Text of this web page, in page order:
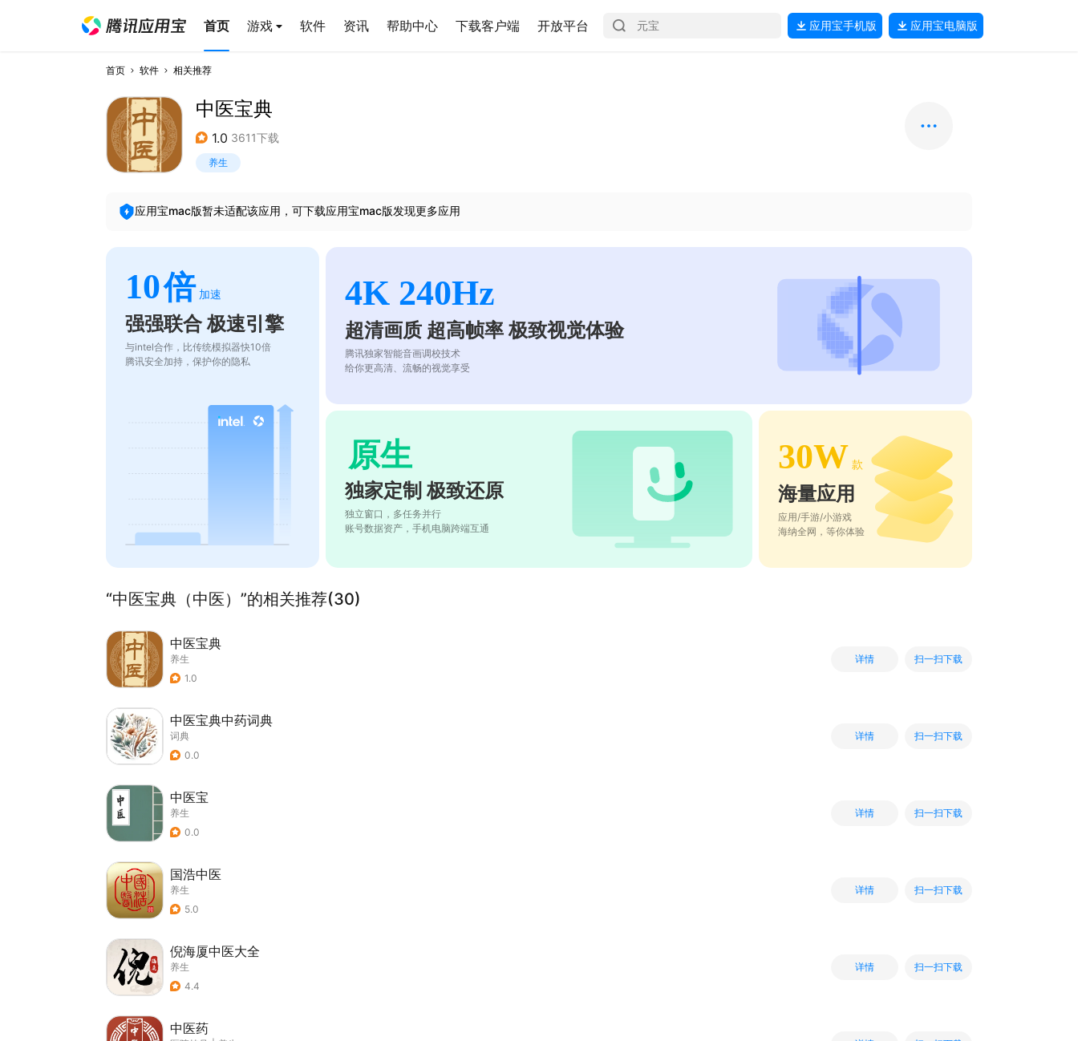
首页 游戏 软件 资讯 帮助中心 下载客户端 开放平台 应用宝手机版 应用宝电脑版
首页 软件 相关推荐
中医宝典
1.0 3611下载
养生
应用宝mac版暂未适配该应用，可下载应用宝mac版发现更多应用
10倍 加速
强强联合 极速引擎
与intel合作，比传统模拟器快10倍
腾讯安全加持，保护你的隐私
4K 240Hz
超清画质 超高帧率 极致视觉体验
腾讯独家智能音画调校技术
给你更高清、流畅的视觉享受
原生
独家定制 极致还原
独立窗口，多任务并行
账号数据资产，手机电脑跨端互通
30W 款
海量应用
应用/手游/小游戏
海纳全网，等你体验
“中医宝典（中医）”的相关推荐(30)
中医宝典
养生
1.0
详情 扫一扫下载
中医宝典中药词典
词典
0.0
详情 扫一扫下载
中医宝
养生
0.0
详情 扫一扫下载
国浩中医
养生
5.0
详情 扫一扫下载
倪海厦中医大全
养生
4.4
详情 扫一扫下载
中医药